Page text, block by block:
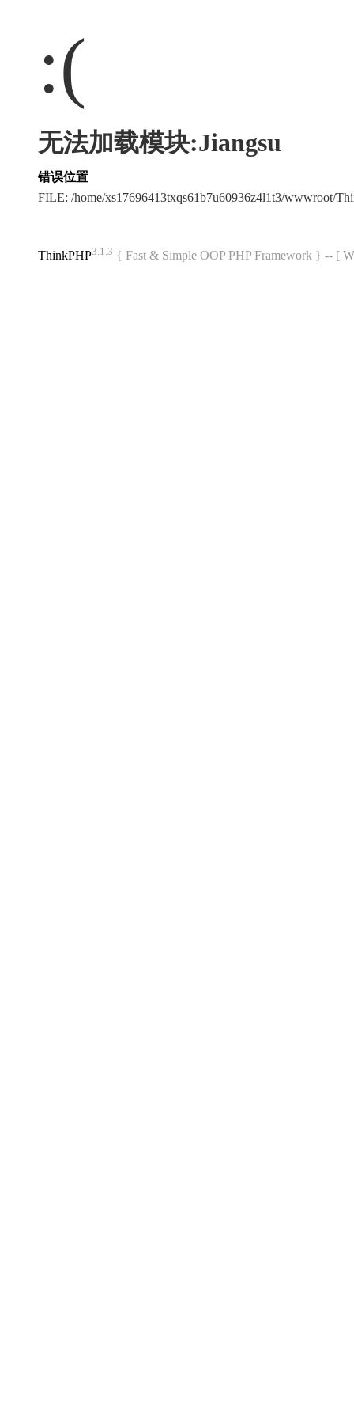
:(
无法加载模块:Jiangsu
错误位置
FILE: /home/xs17696413txqs61b7u60936z4l1t3/wwwroot/
ThinkPHP3.1.3 { Fast & Simple OOP PHP Framework } -- [